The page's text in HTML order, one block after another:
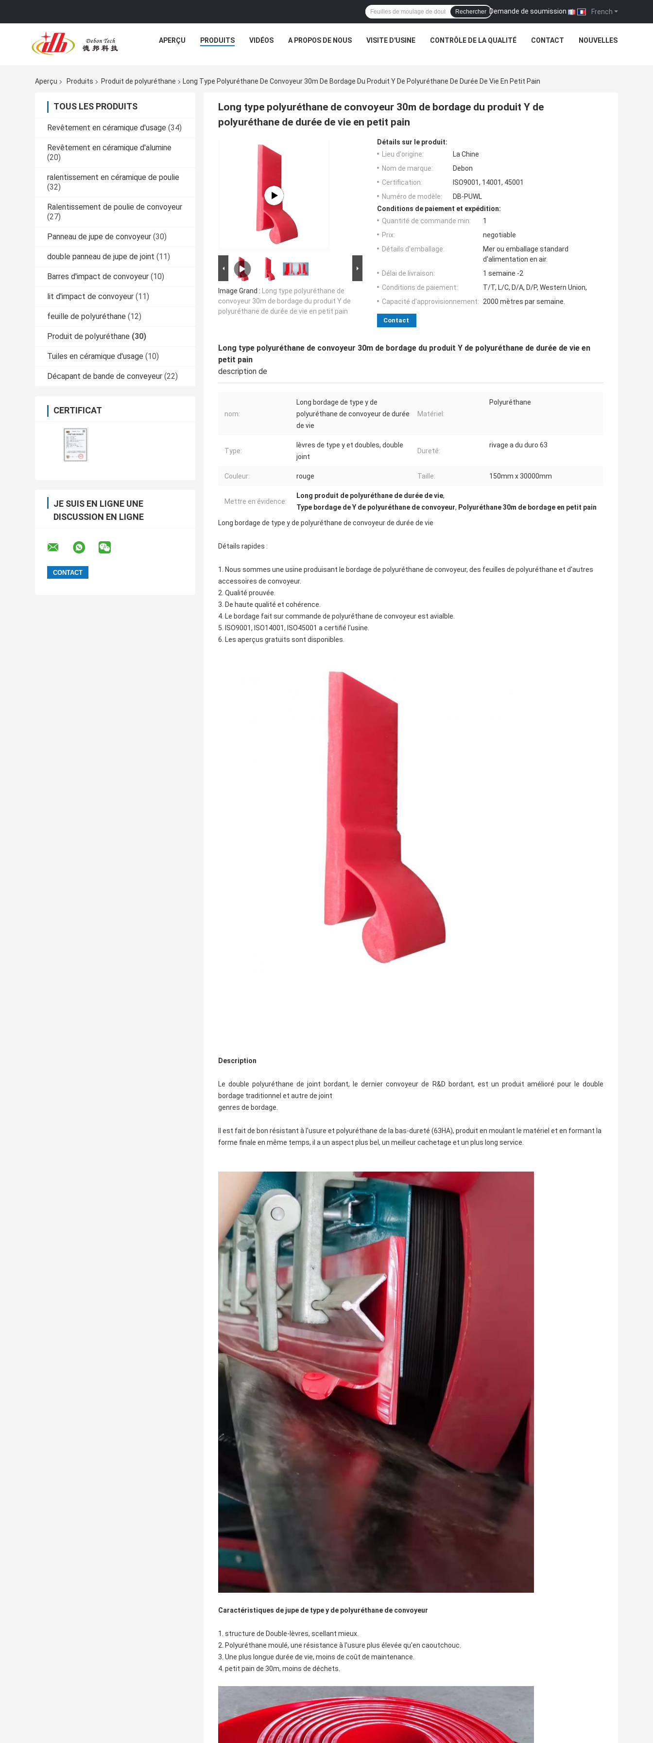
French
Demande de soumission |
Rechercher
APERÇU PRODUITS VIDÉOS A PROPOS DE NOUS VISITE D'USINE CONTRÔLE DE LA QUALITÉ CONTACT NOUVELLES
Aperçu Produits Produit de polyuréthane Long Type Polyuréthane De Convoyeur 30m De Bordage Du Produit Y De Polyuréthane De Durée De Vie En Petit Pain
TOUS LES PRODUITS
Revêtement en céramique d'usage (34)
Revêtement en céramique d'alumine
(20)
ralentissement en céramique de poulie
(32)
Ralentissement de poulie de convoyeur
(27)
Panneau de jupe de convoyeur (30)
double panneau de jupe de joint (11)
Barres d'impact de convoyeur (10)
lit d'impact de convoyeur (11)
feuille de polyuréthane (12)
Produit de polyuréthane (30)
Tuiles en céramique d'usage (10)
Décapant de bande de conveyeur (22)
CERTIFICAT
JE SUIS EN LIGNE UNE
DISCUSSION EN LIGNE
Long type polyuréthane de convoyeur 30m de bordage du produit Y de
polyuréthane de durée de vie en petit pain
Image Grand : Long type polyuréthane de
convoyeur 30m de bordage du produit Y de
polyuréthane de durée de vie en petit pain
Détails sur le produit:
Lieu d'origine:
La Chine
Nom de marque:
Debon
Certification:
ISO9001, 14001, 45001
Numéro de modèle:
DB-PUWL
Conditions de paiement et expédition:
Quantité de commande min:
1
Prix:
negotiable
Détails d'emballage:
Mer ou emballage standard
d'alimentation en air.
Délai de livraison:
1 semaine -2
Conditions de paiement:
T/T, L/C, D/A, D/P, Western Union,
Capacité d'approvisionnement: 2000 mètres par semaine.
Contact
Long type polyuréthane de convoyeur 30m de bordage du produit Y de polyuréthane de durée de vie en
petit pain
description de
nom:
Long bordage de type y de
polyuréthane de convoyeur de durée
de vie
Matériel:
Polyuréthane
Type:
lèvres de type y et doubles, double
joint
Dureté:
rivage a du duro 63
Couleur: rouge Taille: 150mm x 30000mm
Mettre en évidence:
Long produit de polyuréthane de durée de vie,
Type bordage de Y de polyuréthane de convoyeur, Polyuréthane 30m de bordage en petit pain
Long bordage de type y de polyuréthane de convoyeur de durée de vie
Détails rapides :
1. Nous sommes une usine produisant le bordage de polyuréthane de convoyeur, des feuilles de polyuréthane et d'autres
accessoires de convoyeur.
2. Qualité prouvée.
3. De haute qualité et cohérence.
4. Le bordage fait sur commande de polyuréthane de convoyeur est avialble.
5. ISO9001, ISO14001, ISO45001 a certifié l'usine.
6. Les aperçus gratuits sont disponibles.
Description
Le double polyuréthane de joint bordant, le dernier convoyeur de R&D bordant, est un produit amélioré pour le double
bordage traditionnel et autre de joint
genres de bordage.
Il est fait de bon résistant à l'usure et polyuréthane de la bas-dureté (63HA), produit en moulant le matériel et en formant la
forme finale en même temps, il a un aspect plus bel, un meilleur cachetage et un plus long service.
Caractéristiques de jupe de type y de polyuréthane de convoyeur
1. structure de Double-lèvres, scellant mieux.
2. Polyuréthane moulé, une résistance à l'usure plus élevée qu'en caoutchouc.
3. Une plus longue durée de vie, moins de coût de maintenance.
4. petit pain de 30m, moins de déchets.